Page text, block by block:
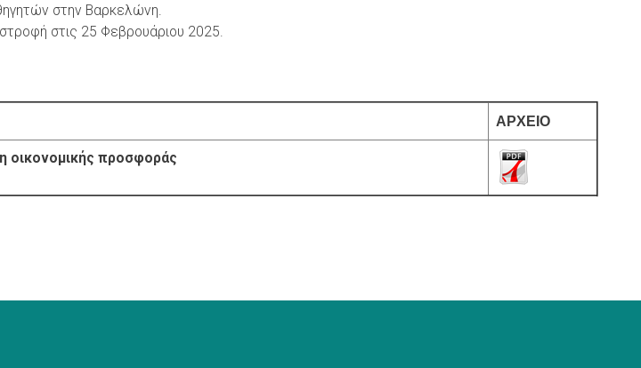
στην Βαρκελώνη.
στις 25 Φεβρουάριου 2025.
ΑΡΧΕΙΟ
οικονομικής προσφοράς